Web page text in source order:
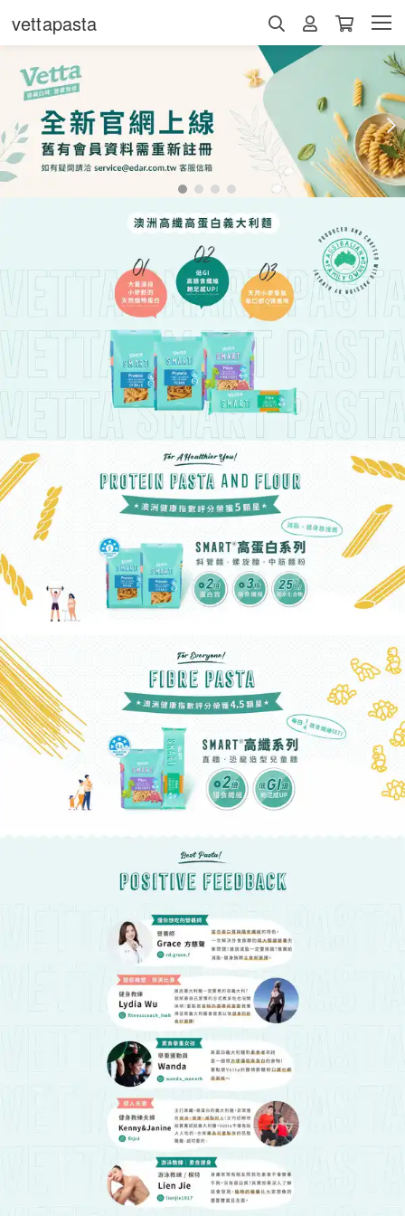
vettapasta